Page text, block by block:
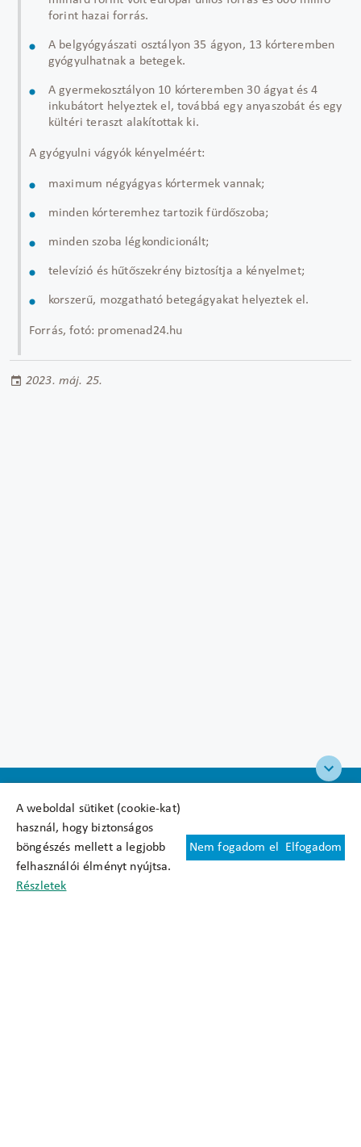
A weboldal sütiket (cookie-kat)
használ, hogy biztonságos
böngészés mellett a legjobb
felhasználói élményt nyújtsa.
Részletek
Nem fogadom el Elfogadom
forint hazai forrás.
A belgyógyászati osztályon 35 ágyon, 13 kórteremben
gyógyulhatnak a betegek.
A gyermekosztályon 10 kórteremben 30 ágyat és 4
inkubátort helyeztek el, továbbá egy anyaszobát és egy
kültéri teraszt alakítottak ki.
A gyógyulni vágyók kényelméért:
maximum négyágyas kórtermek vannak;
minden kórteremhez tartozik fürdőszoba;
minden szoba légkondicionált;
televízió és hűtőszekrény biztosítja a kényelmet;
korszerű, mozgatható betegágyakat helyeztek el.
Forrás, fotó: promenad24.hu
2023. máj. 25.
Felhasználási feltételek